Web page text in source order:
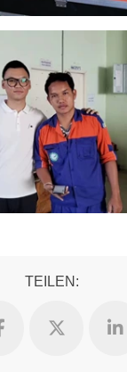
TEILEN: